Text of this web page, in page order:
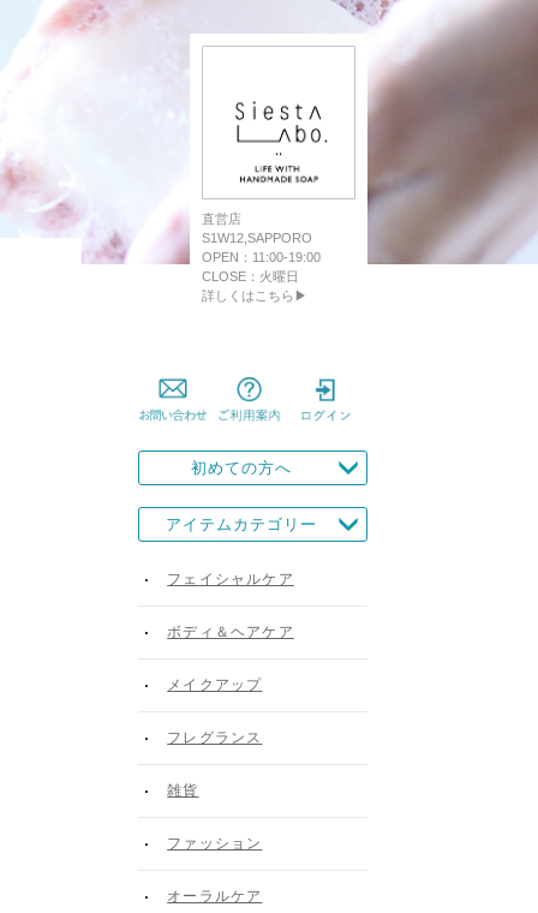
直営店
S1W12,SAPPORO
OPEN：11:00-19:00
CLOSE：火曜日
詳しくはこちら▶
初めての方へ
アイテムカテゴリー
フェイシャルケア
ボディ＆ヘアケア
メイクアップ
フレグランス
雑貨
ファッション
オーラルケア